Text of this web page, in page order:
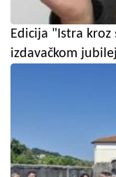
Edicija "Istra
izdavačkom